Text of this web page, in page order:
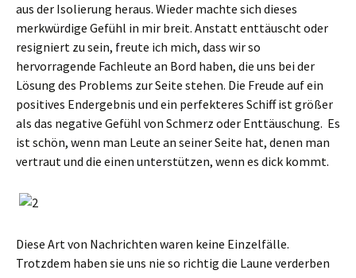
aus der Isolierung heraus. Wieder machte sich dieses
merkwürdige Gefühl in mir breit. Anstatt enttäuscht oder
resigniert zu sein, freute ich mich, dass wir so
hervorragende Fachleute an Bord haben, die uns bei der
Lösung des Problems zur Seite stehen. Die Freude auf ein
positives Endergebnis und ein perfekteres Schiff ist größer
als das negative Gefühl von Schmerz oder Enttäuschung. Es
ist schön, wenn man Leute an seiner Seite hat, denen man
vertraut und die einen unterstützen, wenn es dick kommt.
Diese Art von Nachrichten waren keine Einzelfälle.
Trotzdem haben sie uns nie so richtig die Laune verderben